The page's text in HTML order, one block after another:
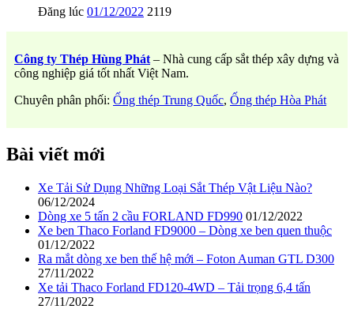
Đăng lúc 01/12/2022 2119
Công ty Thép Hùng Phát – Nhà cung cấp sắt thép xây dựng và
công nghiệp giá tốt nhất Việt Nam.
Chuyên phân phối: Ống thép Trung Quốc, Ống thép Hòa Phát
Bài viết mới
Xe Tải Sử Dụng Những Loại Sắt Thép Vật Liệu Nào?
06/12/2024
Dòng xe 5 tấn 2 cầu FORLAND FD990 01/12/2022
Xe ben Thaco Forland FD9000 – Dòng xe ben quen thuộc
01/12/2022
Ra mắt dòng xe ben thế hệ mới – Foton Auman GTL D300
27/11/2022
Xe tải Thaco Forland FD120-4WD – Tải trọng 6,4 tấn
27/11/2022